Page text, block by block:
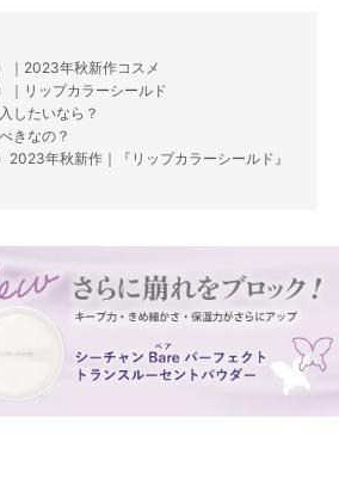
｜2023年秋新作コスメ
｜リップカラーシールド
したいなら？
きなの？
2023年秋新作｜『リップカラーシールド』